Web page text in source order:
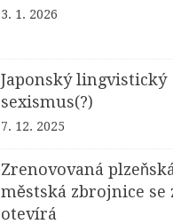
3. 1. 2026
Japonský lingvistický
sexismus(?)
7. 12. 2025
Zrenovovaná
městská zbrojnice se
otevírá